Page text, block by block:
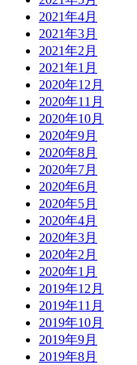
2021年4月
2021年3月
2021年2月
2021年1月
2020年12月
2020年11月
2020年10月
2020年9月
2020年8月
2020年7月
2020年6月
2020年5月
2020年4月
2020年3月
2020年2月
2020年1月
2019年12月
2019年11月
2019年10月
2019年9月
2019年8月